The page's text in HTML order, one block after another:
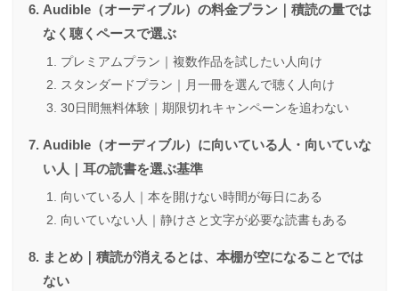
Audible（オーディブル）の料金プラン｜積読の量では
なく聴くペースで選ぶ
プレミアムプラン｜複数作品を試したい人向け
スタンダードプラン｜月一冊を選んで聴く人向け
30日間無料体験｜期限切れキャンペーンを追わない
Audible（オーディブル）に向いている人・向いていな
い人｜耳の読書を選ぶ基準
向いている人｜本を開けない時間が毎日にある
向いていない人｜静けさと文字が必要な読書もある
まとめ｜積読が消えるとは、本棚が空になることでは
ない